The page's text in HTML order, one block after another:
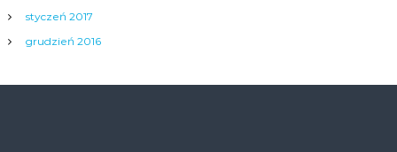
styczeń 2017
grudzień 2016